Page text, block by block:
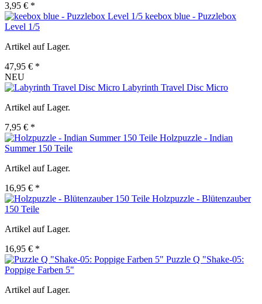
3,95 € *
keebox blue - Puzzlebox
Level 1/5
Artikel auf Lager.
47,95 € *
NEU
Labyrinth Travel Disc Micro
Artikel auf Lager.
7,95 € *
Holzpuzzle - Indian
Summer 150 Teile
Artikel auf Lager.
16,95 € *
Holzpuzzle - Blütenzauber
150 Teile
Artikel auf Lager.
16,95 € *
Puzzle Q "Shake-05:
Poppige Farben 5"
Artikel auf Lager.